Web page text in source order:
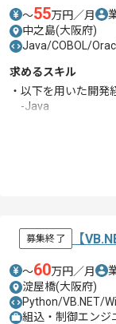
〜55万円／月
中之島(大阪府)
Java/COBOL/
求めるスキル
・以下を用いた開発
-Java
募集終了 【
〜60万円／月
淀屋橋(大阪府)
Python/VB.NET/
組込・制御エンジ